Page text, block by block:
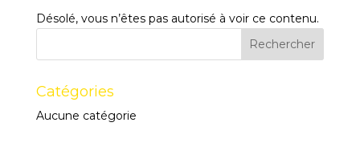
Désolé, vous n’êtes pas autorisé à voir ce contenu.
Catégories
Aucune catégorie